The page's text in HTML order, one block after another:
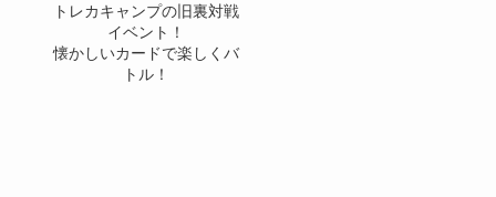
トレカキャンプの旧裏対戦
イベント！
懐かしいカードで楽しくバ
トル！